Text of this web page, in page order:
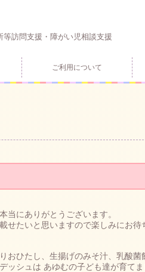
訪問支援・障がい児相談支援
ご利用について
当にありがとうございます。
せたいと思いますので楽しみにお
おひたし、生揚げのみそ汁、乳酸菌
ッシュは あゆむの子ども達が育て